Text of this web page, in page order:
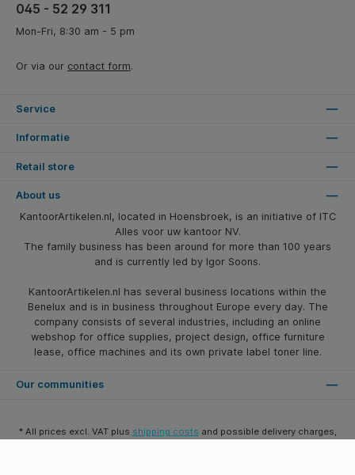
045 - 52 29 311
Mon-Fri, 8:30 am - 5 pm
Or via our contact form.
Service
Informatie
Retail store
About us
KantoorArtikelen.nl, located in Hoensbroek, is an initiative of ITC
Alles voor uw kantoor NV.
The family business has been around for more than 100 years
and is currently led by Igor Soons.
KantoorArtikelen.nl has several business locations within the
Benelux and is in business throughout Europe every day. The
company consists of several industries, including an online
webshop for office supplies, project design, office furniture
lease, office machines and its own private label toner line.
Our communities
* All prices excl. VAT plus shipping costs and possible delivery charges,